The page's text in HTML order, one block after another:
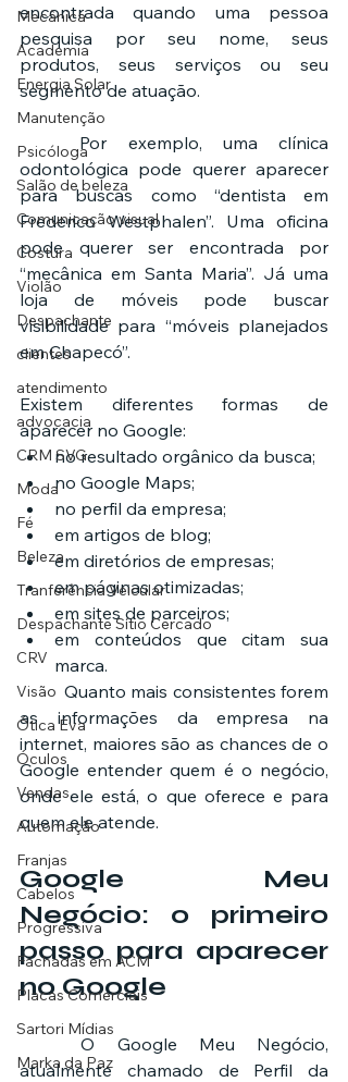
Mecânica
Academia
Energia Solar
Manutenção
Psicóloga
Salão de beleza
Comunicação visual
Costura
Violão
Despachante
clientes
atendimento
advocacia
CRM SVG
Moda
Fé
Beleza
Tranferência Veicular
Despachante Sítio Cercado
CRV
Visão
Ótica Eva
Óculos
Vendas
Automação
Franjas
Cabelos
Progressiva
Fachadas em ACM
Placas Comerciais
Sartori Mídias
Marka da Paz
encontrada quando uma pessoa
pesquisa por seu nome, seus
produtos, seus serviços ou seu
segmento de atuação.
	Por exemplo, uma clínica
odontológica pode querer aparecer
para buscas como “dentista em
Frederico Westphalen”. Uma oficina
pode querer ser encontrada por
“mecânica em Santa Maria”. Já uma
loja de móveis pode buscar
visibilidade para “móveis planejados
em Chapecó”.
Existem diferentes formas de
aparecer no Google:
no resultado orgânico da busca;
no Google Maps;
no perfil da empresa;
em artigos de blog;
em diretórios de empresas;
em páginas otimizadas;
em sites de parceiros;
em conteúdos que citam sua
marca.
	Quanto mais consistentes forem
as informações da empresa na
internet, maiores são as chances de o
Google entender quem é o negócio,
onde ele está, o que oferece e para
quem ele atende.
Google Meu
Negócio: o primeiro
passo para aparecer
no Google
	O Google Meu Negócio,
atualmente chamado de Perfil da